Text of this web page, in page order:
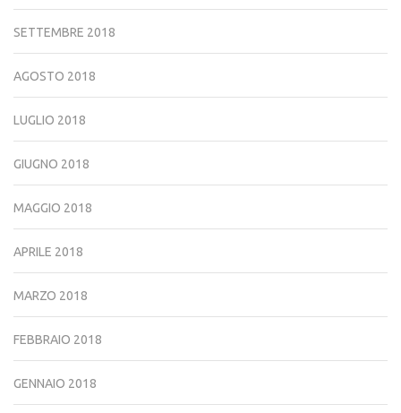
SETTEMBRE 2018
AGOSTO 2018
LUGLIO 2018
GIUGNO 2018
MAGGIO 2018
APRILE 2018
MARZO 2018
FEBBRAIO 2018
GENNAIO 2018